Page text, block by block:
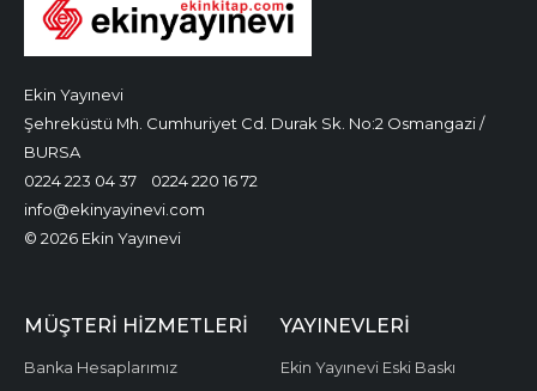
Ekin Yayınevi
Şehreküstü Mh. Cumhuriyet Cd. Durak Sk. No:2 Osmangazi /
BURSA
0224 223 04 37
0224 220 16 72
info@ekinyayinevi.com
© 2026 Ekin Yayınevi
MÜŞTERI HIZMETLERI
Banka Hesaplarımız
YAYINEVLERI
Ekin Yayınevi Eski Baskı